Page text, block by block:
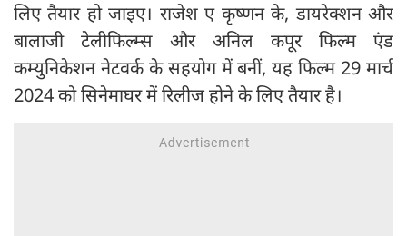
लिए तैयार हो जाइए। राजेश ए कृष्णन के, डायरेक्शन और
बालाजी टेलीफिल्म्स और अनिल कपूर फिल्म एंड
कम्युनिकेशन नेटवर्क के सहयोग में बनीं, यह फिल्म 29 मार्च
2024 को सिनेमाघर में रिलीज होने के लिए तैयार है।